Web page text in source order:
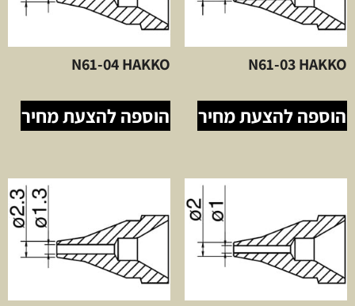
N61-03 HAKKO
הוספה להצעת מחיר
N61-04 HAKKO
הוספה להצעת מחיר